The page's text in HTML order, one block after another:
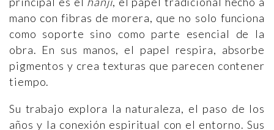
mano con fibras de morera, que no solo funciona
como soporte sino como parte esencial de la
obra. En sus manos, el papel respira, absorbe
pigmentos y crea texturas que parecen contener
tiempo.
Su trabajo explora la naturaleza, el paso de los
años y la conexión espiritual con el entorno. Sus